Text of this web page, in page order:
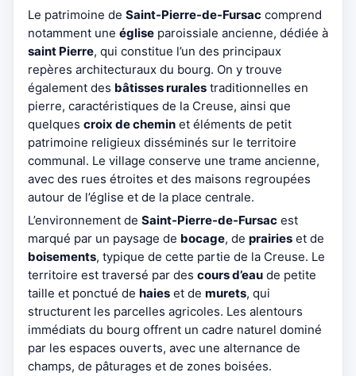
Le patrimoine de Saint-Pierre-de-Fursac comprend
notamment une église paroissiale ancienne, dédiée à
saint Pierre, qui constitue l’un des principaux
repères architecturaux du bourg. On y trouve
également des bâtisses rurales traditionnelles en
pierre, caractéristiques de la Creuse, ainsi que
quelques croix de chemin et éléments de petit
patrimoine religieux disséminés sur le territoire
communal. Le village conserve une trame ancienne,
avec des rues étroites et des maisons regroupées
autour de l’église et de la place centrale.
L’environnement de Saint-Pierre-de-Fursac est
marqué par un paysage de bocage, de prairies et de
boisements, typique de cette partie de la Creuse. Le
territoire est traversé par des cours d’eau de petite
taille et ponctué de haies et de murets, qui
structurent les parcelles agricoles. Les alentours
immédiats du bourg offrent un cadre naturel dominé
par les espaces ouverts, avec une alternance de
champs, de pâturages et de zones boisées.